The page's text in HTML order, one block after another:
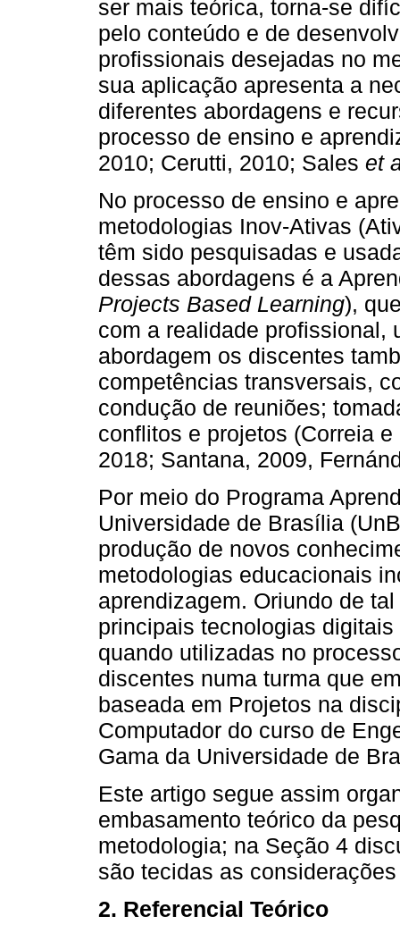
ser mais teórica, torna-se
pelo conteúdo e de
profissionais desejadas no
sua aplicação apresenta a
diferentes abordagens e
processo de ensino e
2010; Cerutti, 2010; Sales et
No processo de ensino e
metodologias Inov-Ativas
têm sido pesquisadas e
dessas abordagens é a
Projects Based Learning),
com a realidade profissional,
abordagem os discentes
competências transversais,
condução de reuniões;
conflitos e projetos (Correia
2018; Santana, 2009,
Por meio do Programa
Universidade de Brasília
produção de novos
metodologias educacionais
aprendizagem. Oriundo de
principais tecnologias
quando utilizadas no
discentes numa turma que
baseada em Projetos na
Computador do curso de
Gama da Universidade de
Este artigo segue assim
embasamento teórico da
metodologia; na Seção 4
são tecidas as
2. Referencial Teórico